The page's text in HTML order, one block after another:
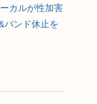
カルが性加害
バンド休止を